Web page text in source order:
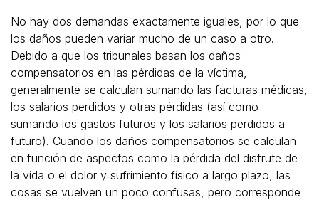
No hay dos demandas exactamente iguales, por lo que
los daños pueden variar mucho de un caso a otro.
Debido a que los tribunales basan los daños
compensatorios en las pérdidas de la víctima,
generalmente se calculan sumando las facturas médicas,
los salarios perdidos y otras pérdidas (así como
sumando los gastos futuros y los salarios perdidos a
futuro). Cuando los daños compensatorios se calculan
en función de aspectos como la pérdida del disfrute de
la vida o el dolor y sufrimiento físico a largo plazo, las
cosas se vuelven un poco confusas, pero corresponde